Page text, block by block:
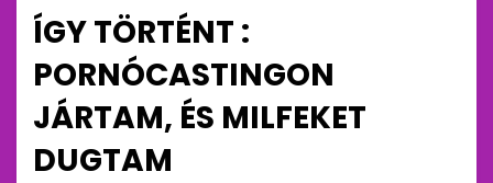
ide
ÍGY TÖRTÉNT :
PORNÓCASTINGON
JÁRTAM, ÉS MILFEKET
DUGTAM